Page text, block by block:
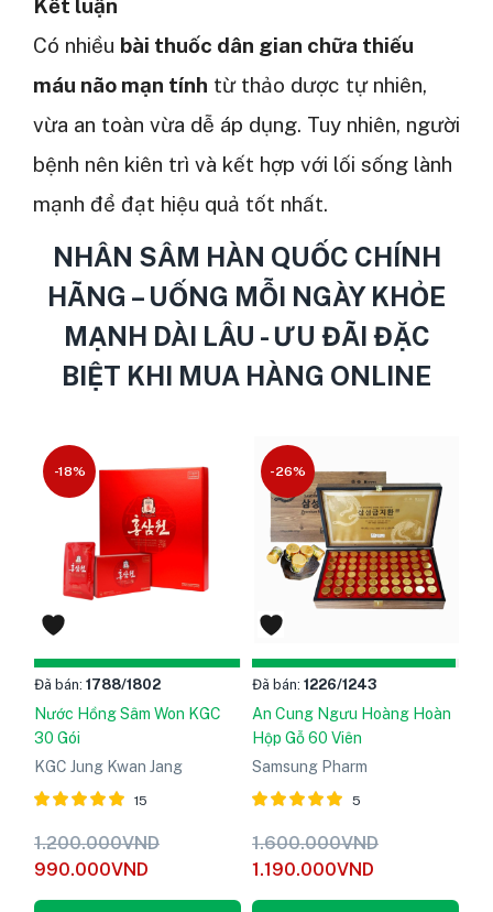
Kết luận
Có nhiều bài thuốc dân gian chữa thiếu
máu não mạn tính từ thảo dược tự nhiên,
vừa an toàn vừa dễ áp dụng. Tuy nhiên, người
bệnh nên kiên trì và kết hợp với lối sống lành
mạnh để đạt hiệu quả tốt nhất.
NHÂN SÂM HÀN QUỐC CHÍNH
HÃNG – UỐNG MỖI NGÀY KHỎE
MẠNH DÀI LÂU - ƯU ĐÃI ĐẶC
BIỆT KHI MUA HÀNG ONLINE
-18%
Đã bán: 1788/1802
Nước Hồng Sâm Won KGC
30 Gói
KGC Jung Kwan Jang
Được xếp
hạng
5.00
5
sao
15
1.200.000VND
990.000VND
-26%
Đã bán: 1226/1243
An Cung Ngưu Hoàng Hoàn
Hộp Gỗ 60 Viên
Samsung Pharm
Được xếp
hạng
5.00
5
sao
5
1.600.000VND
1.190.000VND